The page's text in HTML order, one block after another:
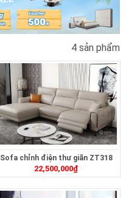
4 sản phẩm
Sofa chỉnh điện thư giãn ZT318
22,500,000₫